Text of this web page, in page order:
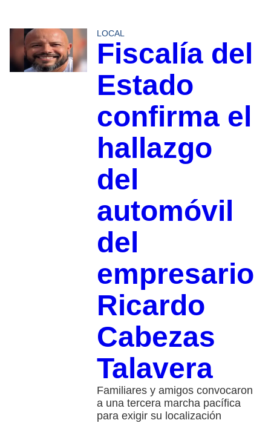
LOCAL
Fiscalía del
Estado
confirma el
hallazgo
del
automóvil
del
empresario
Ricardo
Cabezas
Talavera
Familiares y amigos convocaron
a una tercera marcha pacífica
para exigir su localización